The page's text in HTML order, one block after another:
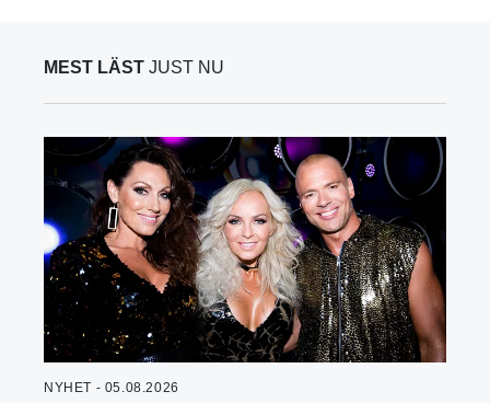
MEST LÄST JUST NU
NYHET - 05.08.2026